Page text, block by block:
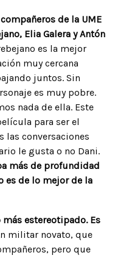
de la UME
Elia Galera y Antón
es la mejor
muy cercana
juntos. Sin
es muy pobre.
nada de ella. Este
para ser el
las conversaciones
le gusta o no Dani.
más de profundidad
es de lo mejor de la
estereotipado. Es
militar novato, que
pero que